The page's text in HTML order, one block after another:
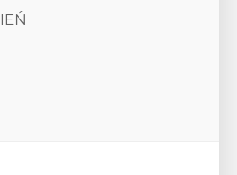
SIERPIEŃ